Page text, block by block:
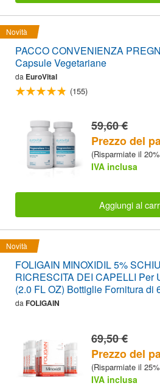
Novità
PACCO CONVENIENZA
Capsule Vegetariane
da EuroVital
(155)
59,60 €
Prezzo del
(Risparmiate il
IVA inclusa
Aggiungi al
Novità
FOLIGAIN MINOXIDIL 5%
RICRESCITA DEI CAPELLI Per
(2.0 FL OZ) Bottiglie Fornitura di
da FOLIGAIN
69,50 €
Prezzo del
(Risparmiate il
IVA inclusa